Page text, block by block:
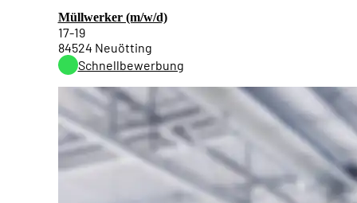
Müllwerker (m/w/d)
17-19
84524 Neuötting
Schnellbewerbung